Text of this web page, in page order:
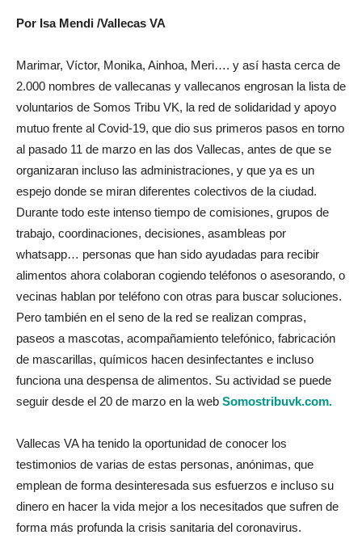
Por Isa Mendi /Vallecas VA
Marimar, Víctor, Monika, Ainhoa, Meri…. y así hasta cerca de
2.000 nombres de vallecanas y vallecanos engrosan la lista de
voluntarios de Somos Tribu VK, la red de solidaridad y apoyo
mutuo frente al Covid-19, que dio sus primeros pasos en torno
al pasado 11 de marzo en las dos Vallecas, antes de que se
organizaran incluso las administraciones, y que ya es un
espejo donde se miran diferentes colectivos de la ciudad.
Durante todo este intenso tiempo de comisiones, grupos de
trabajo, coordinaciones, decisiones, asambleas por
whatsapp… personas que han sido ayudadas para recibir
alimentos ahora colaboran cogiendo teléfonos o asesorando, o
vecinas hablan por teléfono con otras para buscar soluciones.
Pero también en el seno de la red se realizan compras,
paseos a mascotas, acompañamiento telefónico, fabricación
de mascarillas, químicos hacen desinfectantes e incluso
funciona una despensa de alimentos. Su actividad se puede
seguir desde el 20 de marzo en la web Somostribuvk.com.
Vallecas VA ha tenido la oportunidad de conocer los
testimonios de varias de estas personas, anónimas, que
emplean de forma desinteresada sus esfuerzos e incluso su
dinero en hacer la vida mejor a los necesitados que sufren de
forma más profunda la crisis sanitaria del coronavirus.